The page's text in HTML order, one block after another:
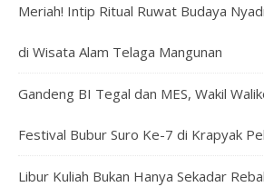
Meriah! Intip Ritual Ruwat Budaya
di Wisata Alam Telaga Mangunan
Gandeng BI Tegal dan MES, Wakil
Festival Bubur Suro Ke-7 di Krapyak
Libur Kuliah Bukan Hanya Sekadar